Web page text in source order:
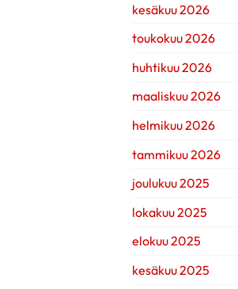
kesäkuu 2026
toukokuu 2026
huhtikuu 2026
maaliskuu 2026
helmikuu 2026
tammikuu 2026
joulukuu 2025
lokakuu 2025
elokuu 2025
kesäkuu 2025